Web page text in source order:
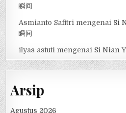
瞬间
Asmianto Safitri mengenai Si
瞬间
ilyas astuti mengenai Si Nian
Arsip
Agustus 2026